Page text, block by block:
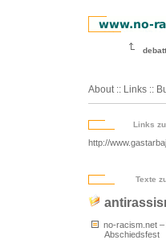
About :: Links ::
Links
http://
Texte
no-racism.net
Abschiedsfest